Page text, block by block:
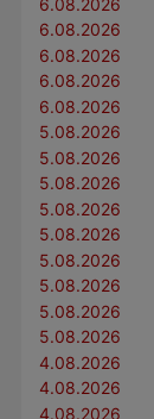
6.08.2026
6.08.2026
6.08.2026
6.08.2026
5.08.2026
5.08.2026
5.08.2026
5.08.2026
5.08.2026
5.08.2026
5.08.2026
5.08.2026
5.08.2026
4.08.2026
4.08.2026
4.08.2026